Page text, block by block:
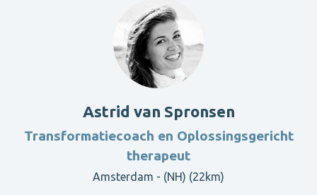
Astrid van Spronsen
Transformatiecoach en Oplossingsgericht
therapeut
Amsterdam - (NH) (22km)